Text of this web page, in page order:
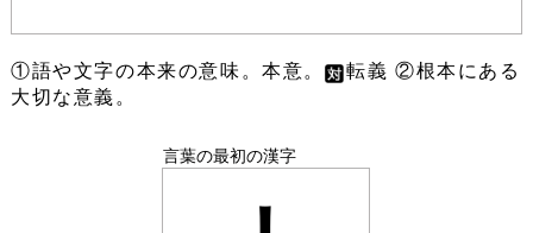
①語や文字の本来の意味。本意。
転義 ②根本にある
大切な意義。
言葉の最初の漢字